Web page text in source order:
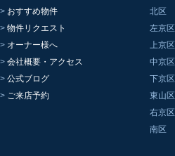
おすすめ物件
物件リクエスト
オーナー様へ
会社概要・アクセス
公式ブログ
ご来店予約
北区
左京区
上京区
中京区
下京区
東山区
右京区
南区